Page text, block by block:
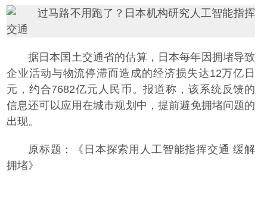
据日本国土交通省的估算，日本每年因拥堵导致
企业活动与物流停滞而造成的经济损失达12万亿日
元，约合7682亿元人民币。报道称，该系统反馈的
信息还可以应用在城市规划中，提前避免拥堵问题的
出现。
原标题：《日本探索用人工智能指挥交通 缓解
拥堵》